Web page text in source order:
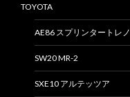
TOYOTA
AE86 スプリンタートレノ
SW20 MR-2
SXE10 アルテッツア